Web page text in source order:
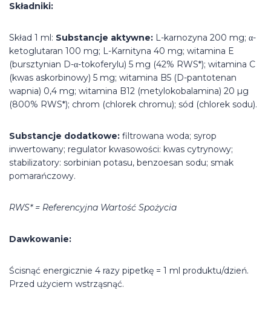
Składniki:
Skład 1 ml: Substancje aktywne: L-karnozyna 200 mg; α-
ketoglutaran 100 mg; L-Karnityna 40 mg; witamina E
(bursztynian D-α-tokoferylu) 5 mg (42% RWS*); witamina C
(kwas askorbinowy) 5 mg; witamina B5 (D-pantotenan
wapnia) 0,4 mg; witamina B12 (metylokobalamina) 20 µg
(800% RWS*); chrom (chlorek chromu); sód (chlorek sodu).
Substancje dodatkowe: filtrowana woda; syrop
inwertowany; regulator kwasowości: kwas cytrynowy;
stabilizatory: sorbinian potasu, benzoesan sodu; smak
pomarańczowy.
RWS* = Referencyjna Wartość Spożycia
Dawkowanie:
Ścisnąć energicznie 4 razy pipetkę = 1 ml produktu/dzień.
Przed użyciem wstrząsnąć.